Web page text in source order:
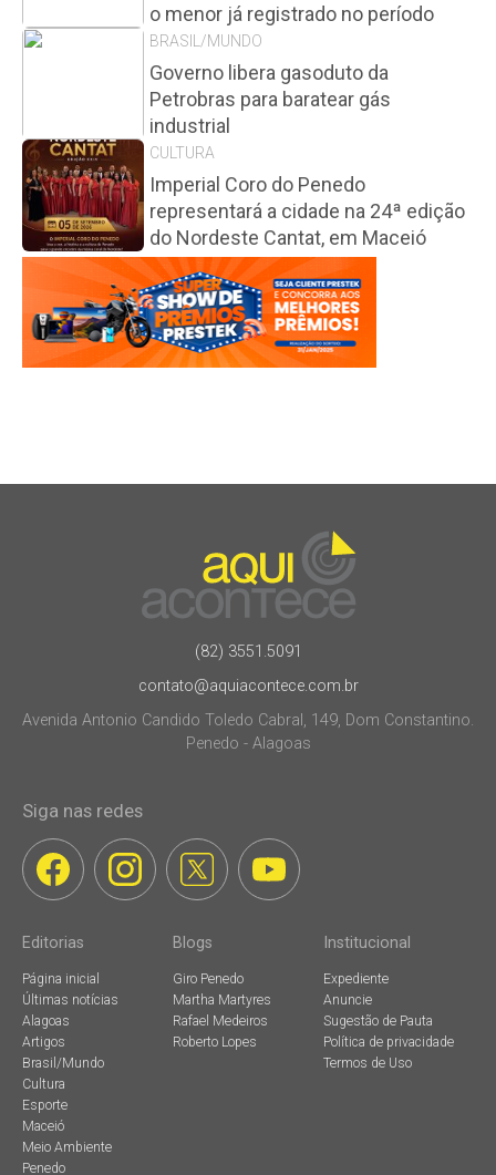
o menor já registrado no período
BRASIL/MUNDO
Governo libera gasoduto da
Petrobras para baratear gás
industrial
CULTURA
Imperial Coro do Penedo
representará a cidade na 24ª edição
do Nordeste Cantat, em Maceió
(82) 3551.5091
contato@aquiacontece.com.br
Avenida Antonio Candido Toledo Cabral, 149, Dom Constantino.
Penedo - Alagoas
Siga nas redes
Editorias
Página inicial
Últimas notícias
Alagoas
Artigos
Brasil/Mundo
Cultura
Esporte
Maceió
Meio Ambiente
Penedo
Blogs
Giro Penedo
Martha Martyres
Rafael Medeiros
Roberto Lopes
Institucional
Expediente
Anuncie
Sugestão de Pauta
Política de privacidade
Termos de Uso